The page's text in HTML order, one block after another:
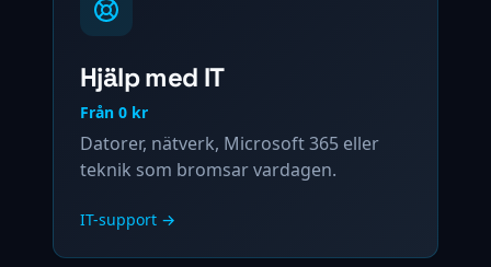
Hjälp med IT
Från 0 kr
Datorer, nätverk, Microsoft 365 eller
teknik som bromsar vardagen.
IT-support →